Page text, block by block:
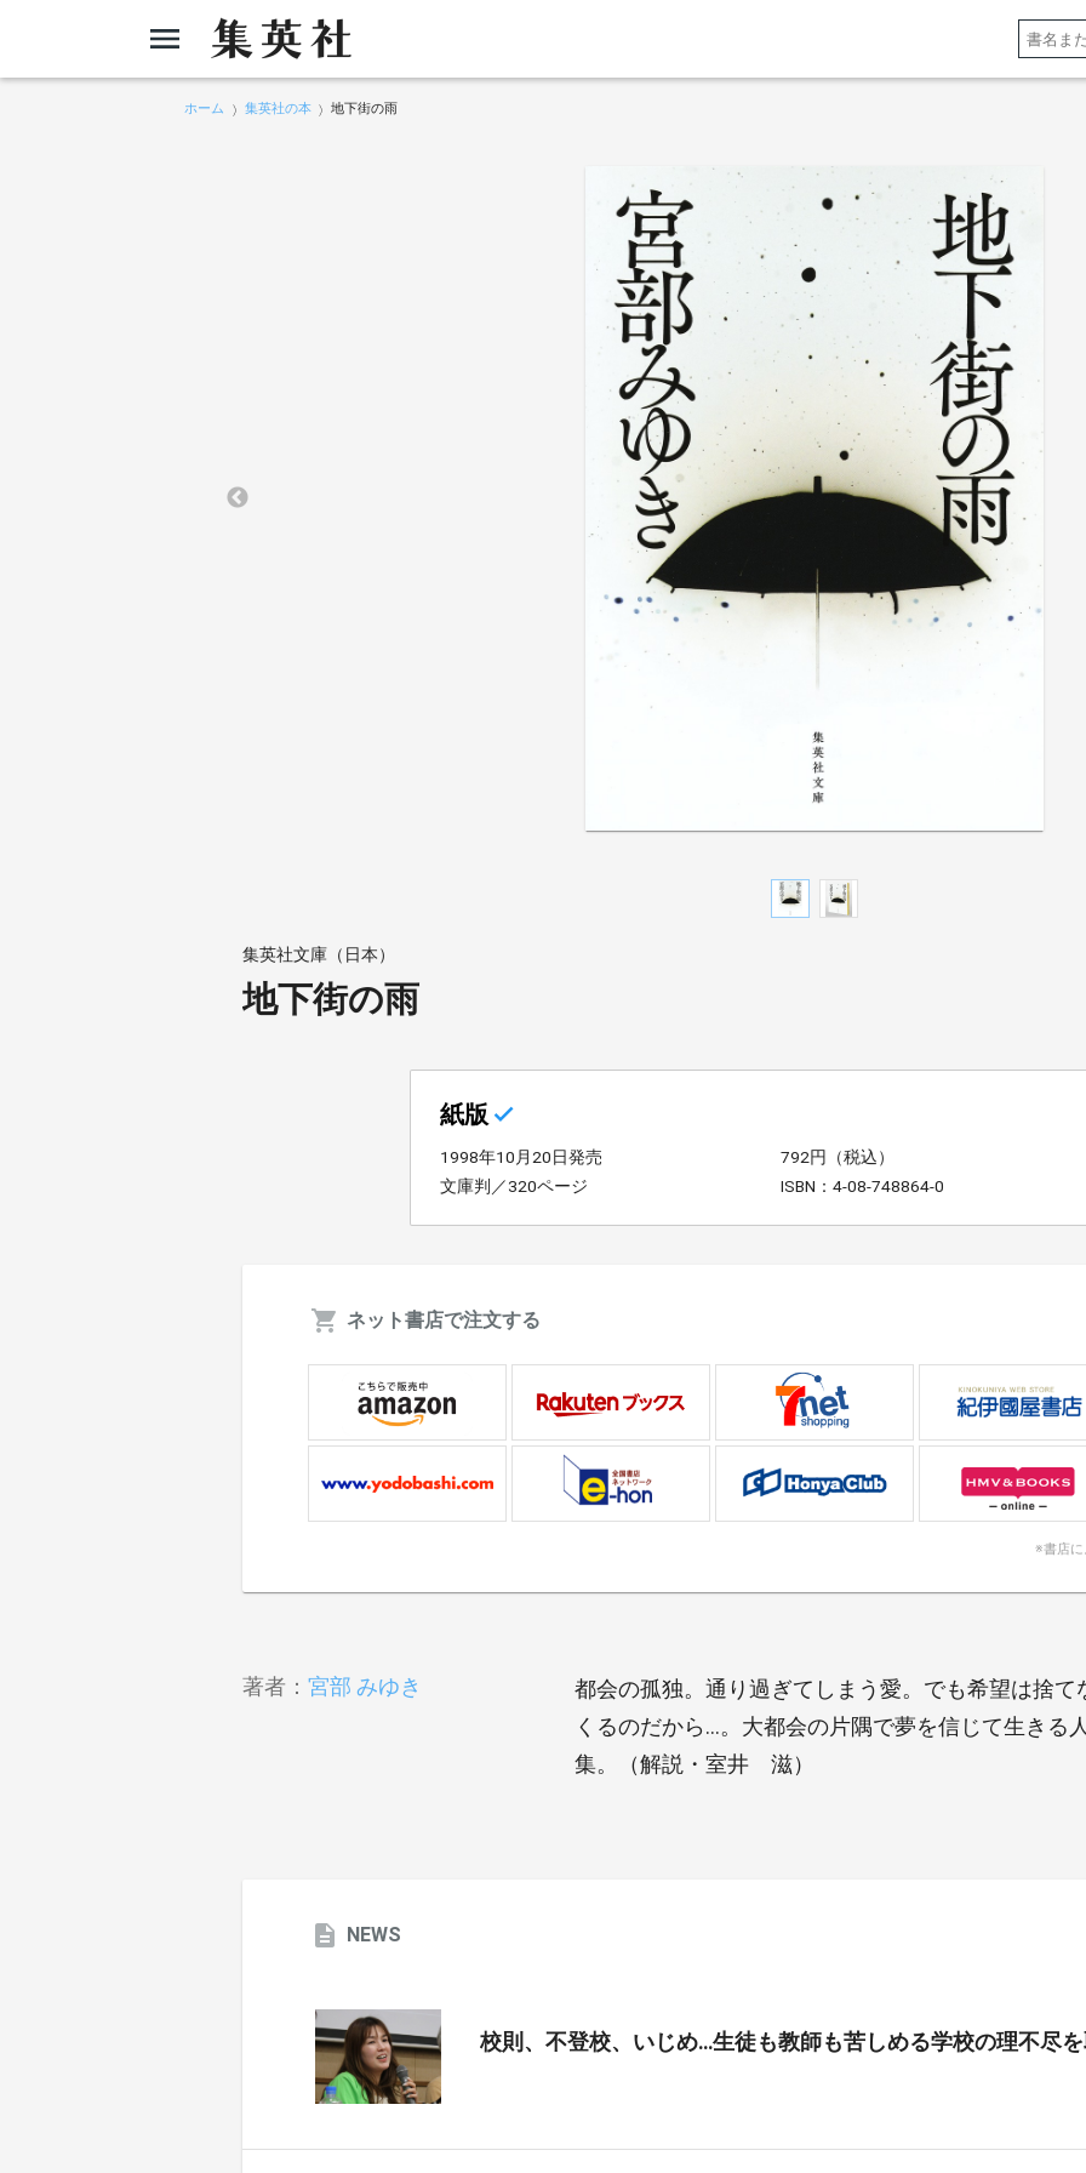
ホーム 集英社の本 地下街の雨
集英社文庫（日本）
地下街の雨
紙版
1998年10月20日発売
792円（税込）
文庫判／320ページ
ISBN：4-08-748864-0
ネット書店で注文する
※書店に
著者： 宮部 みゆき
都会の孤独。通り過ぎてしまう愛。でも希望は捨
くるのだから…。大都会の片隅で夢を信じて生きる
集。（解説・室井 滋）
NEWS
校則、不登校、いじめ…生徒も教師も苦しめる学校の理不尽